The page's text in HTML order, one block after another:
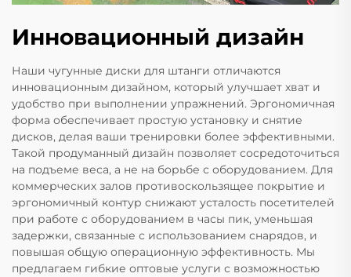
Инновационный дизайн
Наши чугунные диски для штанги отличаются
инновационным дизайном, который улучшает хват и
удобство при выполнении упражнений. Эргономичная
форма обеспечивает простую установку и снятие
дисков, делая ваши тренировки более эффективными.
Такой продуманный дизайн позволяет сосредоточиться
на подъеме веса, а не на борьбе с оборудованием. Для
коммерческих залов противоскользящее покрытие и
эргономичный контур снижают усталость посетителей
при работе с оборудованием в часы пик, уменьшая
задержки, связанные с использованием снарядов, и
повышая общую операционную эффективность. Мы
предлагаем гибкие оптовые услуги с возможностью